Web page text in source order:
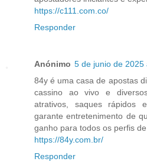
https://c111.com.co/
Responder
Anónimo 5 de junio de 2025
84y é uma casa de apostas
cassino ao vivo e
atrativos, saques rápidos
garante entretenimento de
ganho para todos os perfis
https://84y.com.br/
Responder